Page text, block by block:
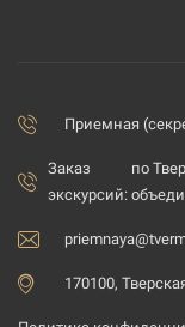
Приемная
Заказ
экскурсий:
по
170100,